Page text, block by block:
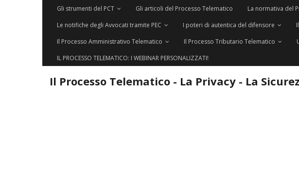
Gli strumenti del PCT Gli articoli del Processo Telematico La normativa del
Le notifiche degli Avvocati tramite PEC
I poteri di autentica del difensore
Il Processo Amministrativo Telematico
Il Processo Tributario Telematico
IL PROCESSO TELEMATICO: I WEBINAR PERSONALIZZATI!
Il Processo Telematico - La Privacy - La